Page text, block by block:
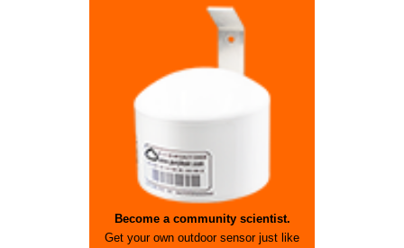
Become a community scientist.
Get your own outdoor sensor just like